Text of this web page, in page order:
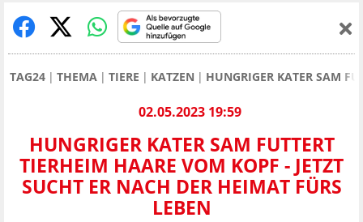
TAG24 THEMA TIERE KATZEN HUNGRIGER KATER SAM
02.05.2023 19:59
HUNGRIGER KATER SAM FUTTERT
TIERHEIM HAARE VOM KOPF - JETZT
SUCHT ER NACH DER HEIMAT FÜRS
LEBEN